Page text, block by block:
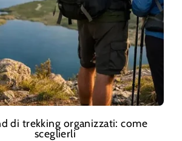
di trekking organizzati: come
sceglierli